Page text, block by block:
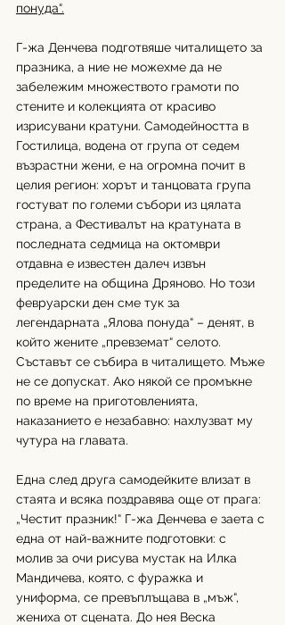
понуда“.
Г-жа Денчева подготвяше читалището за
празника, а ние не можехме да не
забележим множеството грамоти по
стените и колекцията от красиво
изрисувани кратуни. Самодейността в
Гостилица, водена от група от седем
възрастни жени, е на огромна почит в
целия регион: хорът и танцовата група
гостуват по големи събори из цялата
страна, а Фестивалът на кратуната в
последната седмица на октомври
отдавна е известен далеч извън
пределите на община Дряново. Но този
февруарски ден сме тук за
легендарната „Ялова понуда“ – денят, в
който жените „превземат“ селото.
Съставът се събира в читалището. Мъже
не се допускат. Ако някой се промъкне
по време на приготовленията,
наказанието е незабавно: нахлузват му
чутура на главата.
Една след друга самодейките влизат в
стаята и всяка поздравява още от прага:
„Честит празник!“ Г-жа Денчева е заета с
една от най-важните подготовки: с
молив за очи рисува мустак на Илка
Мандичева, която, с фуражка и
униформа, се превъплъщава в „мъж“,
жениха от сцената. До нея Веска